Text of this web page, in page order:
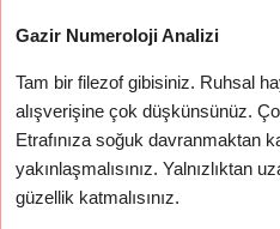
Gazir Numeroloji Analizi
Tam bir filezof gibisiniz. Ruhsal
alışverişine çok düşkünsünüz.
Etrafınıza soğuk davranmaktan
yakınlaşmalısınız. Yalnızlıktan
güzellik katmalısınız.